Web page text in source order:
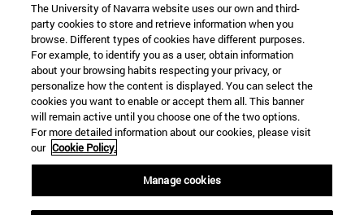
The University of Navarra website uses our own and third-
party cookies to store and retrieve information when you
browse. Different types of cookies have different purposes.
For example, to identify you as a user, obtain information
about your browsing habits respecting your privacy, or
personalize how the content is displayed. You can select the
cookies you want to enable or accept them all. This banner
will remain active until you choose one of the two options.
For more detailed information about our cookies, please visit
our Cookie Policy.
Manage cookies